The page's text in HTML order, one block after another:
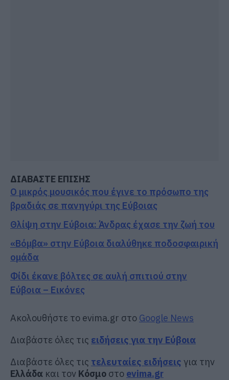
ΔΙΑΒΑΣΤΕ ΕΠΙΣΗΣ
Ο μικρός μουσικός που έγινε το πρόσωπο της
βραδιάς σε πανηγύρι της Εύβοιας
Θλίψη στην Εύβοια: Άνδρας έχασε την ζωή του
«Βόμβα» στην Εύβοια διαλύθηκε ποδοσφαιρική
ομάδα
Φίδι έκανε βόλτες σε αυλή σπιτιού στην
Εύβοια – Εικόνες
Ακολουθήστε το evima.gr στο Google News
Διαβάστε όλες τις ειδήσεις για την Εύβοια
Διαβάστε όλες τις τελευταίες ειδήσεις για την
Ελλάδα και τον Κόσμο στο evima.gr